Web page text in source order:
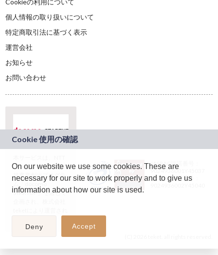
Cookieの利用について
個人情報の取り扱いについて
特定商取引法に基づく表示
運営会社
お知らせ
お問い合わせ
ドコモグループの新
規事業創出プログラ
ム「docomo
STARTUP」を通じて
JASRAC許諾番号：
9024936001Y45037
JASRAC許諾番号：
On our website we use some cookies. These are
necessary for our site to work properly and to give us
information about how our site is used.
Deny Accept